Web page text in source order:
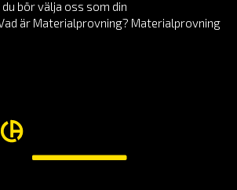
bör välja oss som din
är Materialprovning? Materialprovning